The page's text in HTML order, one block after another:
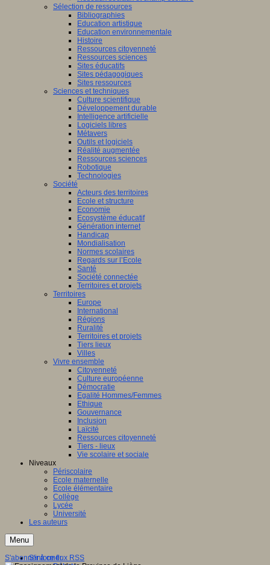
Sélection de ressources
Bibliographies
Education artistique
Education environnementale
Histoire
Ressources citoyenneté
Ressources sciences
Sites éducatifs
Sites pédagogiques
Sites ressources
Sciences et techniques
Culture scientifique
Développement durable
Intelligence artificielle
Logiciels libres
Métavers
Outils et logiciels
Réalité augmentée
Ressources sciences
Robotique
Technologies
Société
Acteurs des territoires
Ecole et structure
Economie
Ecosystème éducatif
Génération internet
Handicap
Mondialisation
Normes scolaires
Regards sur l’Ecole
Santé
Société connectée
Territoires et projets
Territoires
Europe
International
Régions
Ruralité
Territoires et projets
Tiers lieux
Villes
Vivre ensemble
Citoyenneté
Culture européenne
Démocratie
Egalité Hommes/Femmes
Ethique
Gouvernance
Inclusion
Laïcité
Ressources citoyenneté
Tiers - lieux
Vie scolaire et sociale
Niveaux
Périscolaire
Ecole maternelle
Ecole élémentaire
Collège
Lycée
Université
Les auteurs
Menu
S'informer
S'abonner à ce flux RSS